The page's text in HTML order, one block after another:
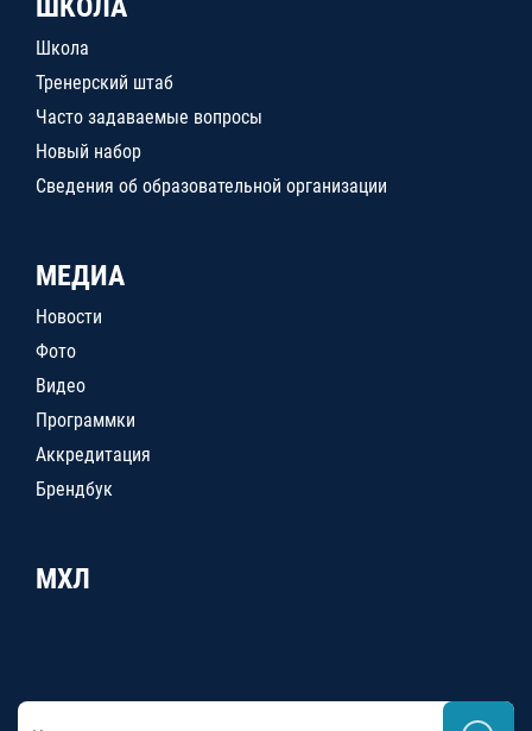
ШКОЛА
Школа
Тренерский штаб
Часто задаваемые вопросы
Новый набор
Сведения об образовательной организации
МЕДИА
Новости
Фото
Видео
Программки
Аккредитация
Брендбук
МХЛ